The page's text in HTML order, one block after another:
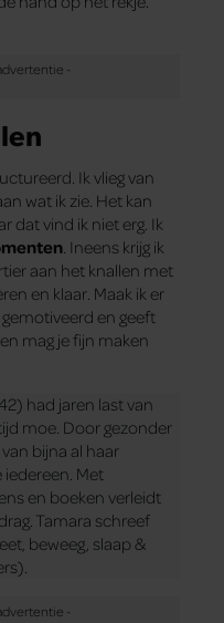
Ik vlieg van
wat ik zie. Het kan
dat vind ik niet erg. Ik
. Ineens krijg ik
aan het knallen met
en klaar. Maak ik er
en geeft
mag je fijn maken
had jaren last van
moe. Door gezonder
van bijna al haar
iedereen. Met
en boeken verleidt
Tamara schreef
beweeg, slaap &